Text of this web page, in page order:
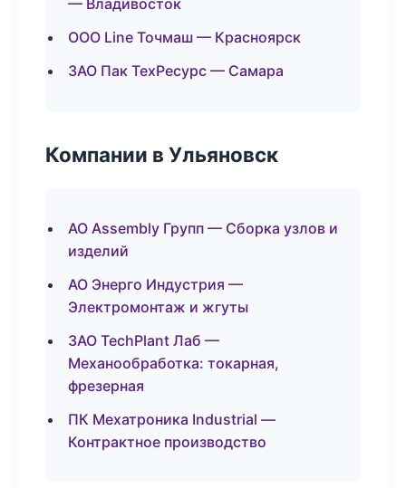
— Владивосток
ООО Line Точмаш — Красноярск
ЗАО Пак ТехРесурс — Самара
Компании в Ульяновск
АО Assembly Групп — Сборка узлов и
изделий
АО Энерго Индустрия —
Электромонтаж и жгуты
ЗАО TechPlant Лаб —
Механообработка: токарная,
фрезерная
ПК Мехатроника Industrial —
Контрактное производство